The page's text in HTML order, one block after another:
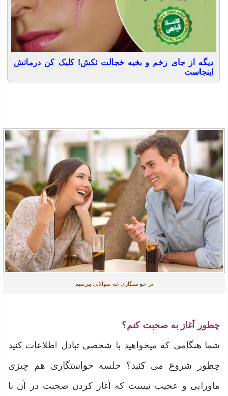
دیگه از جای زخم و بخیه خجالت نکش! کلیک کن درمانش
اینجاست
در خواستگاری چه سوالاتی بپرسیم
چطور آغاز به صحبت کنم؟
شما هنگامی که میخواهید با شخصی تبادل اطلاعات کنید
چطور شروع می کنید؟ جلسه خواستگاری هم چیزی
ماورایی و عجیب نیست که آغاز کردن صحبت در آن با